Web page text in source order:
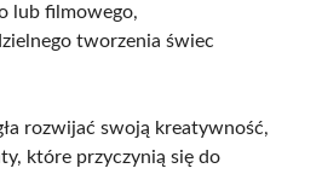
lub filmowego,
tworzenia świec
rozwijać swoją kreatywność,
które przyczynią się do